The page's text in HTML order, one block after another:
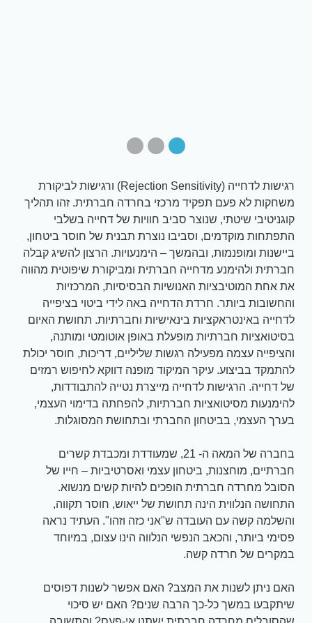
רגישות לדחייה (Rejection Sensitivity) ורגישות לביקורת
משחקות לא פעם תפקיד מרכזי בחרדה חברתית. זהו תהליך
קוגניטיבי שיטתי, שנוצר סביב חוויות של דחייה בשלבי
התפתחות מוקדמים, וסביבו נוצרת תבנית של חוסר ביטחון,
ביישנות ומופנמות, ובהמשך – הימנעויות. הרצון להשיג קבלה
חברתית ולהימנע מדחייה חברתית ומביקורת שיפוטית מהווה
את אחת המוטיבציות האנושיות הבסיסיות, המרכזיות
והחשובות ביותר. חרדת הדחייה באה לידי ביטוי בציפייה
לדחייה באינטראקציות בינאישיות וחברתיות. תחושת האיום
בסיטואציות חברתיות מופעלת באופן אוטומטי ומותנה,
והציפייה עצמה מפעילה רגשות שליליים, דריכות, חוסר יכולת
להתמקד בביצוע. עיקר המיקוד מופנה דווקא לחיפוש רמזים
של דחייה. הרגישות לדחייה מייצרת נטייה להתבודדות,
להימנעות מסיטואציות חברתיות, להפחתה בדימוי העצמי,
בערך העצמי, בביטחון החברתי ובתחושת המסוגלות.
בחברה של המאה ה- 21, שמעודדת ומכבדת קשרים
חברתיים, מוחצנות, ביטחון עצמי ואסרטיביות – חייו של
הסובל מחרדה חברתית הופכים להיות קשים מנשוא.
התחושה הנלווית הינה תחושת של ייאוש, חוסר תקווה,
והשלמה קשה עם העובדה ש"אני כזה וזהו". העתיד נראה
פסימי ביותר, והכאב הנפשי הנלווה הינו עצום, במיוחד
במקרים של חרדה קשה.
האם ניתן לשנות את המצב? האם אפשר לשנות דפוסים
שיתקבעו במשך כל-כך הרבה שנים? האם יש סיכוי